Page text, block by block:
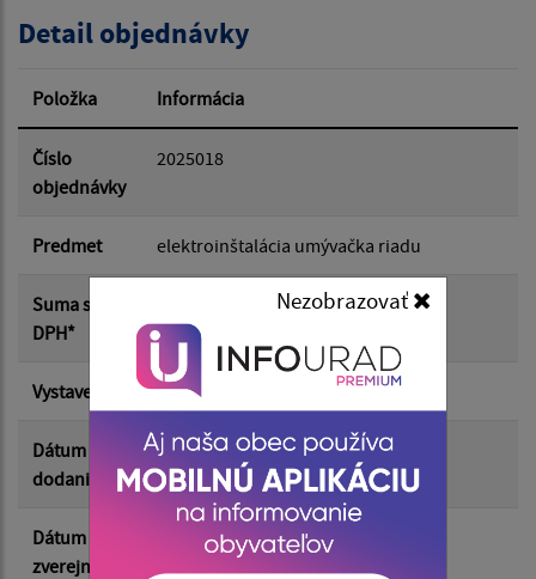
Nezobrazovať
Dátum od:
Dátum do:
Suma od:
Suma do:
Detail objednávky
Položka Informácia
Číslo
objednávky
2025018
Predmet elektroinštalácia umývačka riadu
Suma s
DPH*
Vystavená 05.11.2025
Dátum
dodania
12.11.2025
Dátum
zverejnenia
09.03.2026